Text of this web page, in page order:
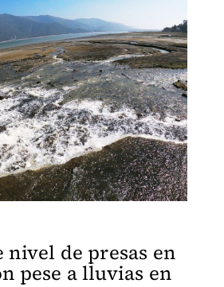
de presas en
pese a lluvias en